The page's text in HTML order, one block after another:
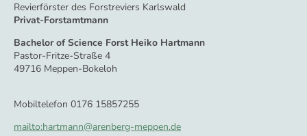
Revierförster des Forstreviers Karlswald
Privat-Forstamtmann
Bachelor of Science Forst Heiko Hartmann
Pastor-Fritze-Straße 4
49716 Meppen-Bokeloh
Mobiltelefon 0176 15857255
mailto:hartmann@arenberg-meppen.de